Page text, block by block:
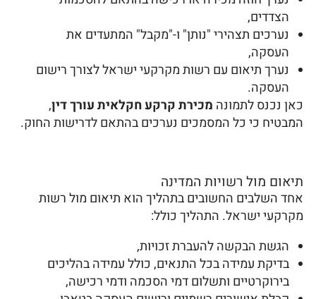
הצדדים,
נערכים תצהירי "נותן" ו-"מקבל" המתעדים את
העסקה,
נערך תיאום עם רשות מקרקעי ישראל לצורך רישום
העסקה.
כאן נכנס לתמונה מכירת קרקע חקלאית עורך דין,
המבטיח כי כל המסמכים נערכים בהתאם לדרישות החוק.
תיאום מול רשויות המדינה
אחד השלבים החשובים בתהליך הוא תיאום מול רשות
מקרקעי ישראל. התהליך כולל:
הגשת הבקשה להעברת זכויות,
בדיקת עמידה בכל התנאים, כולל עמידה בהליכים
בירוקרטיים ותשלום דמי הסכמה ודמי רכישה,